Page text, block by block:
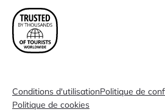
Conditions d'utilisationPolitique de
Politique de cookies